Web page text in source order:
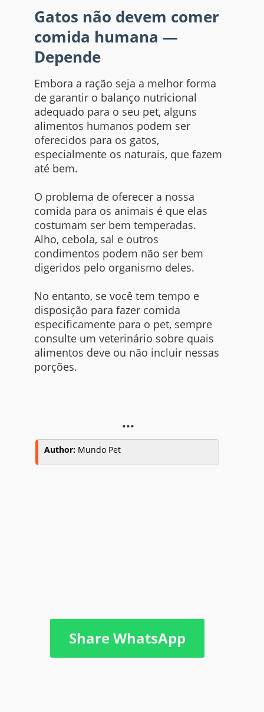
Gatos não devem comer
comida humana —
Depende
Embora a ração seja a melhor forma
de garantir o balanço nutricional
adequado para o seu pet, alguns
alimentos humanos podem ser
oferecidos para os gatos,
especialmente os naturais, que fazem
até bem.
O problema de oferecer a nossa
comida para os animais é que elas
costumam ser bem temperadas.
Alho, cebola, sal e outros
condimentos podem não ser bem
digeridos pelo organismo deles.
No entanto, se você tem tempo e
disposição para fazer comida
especificamente para o pet, sempre
consulte um veterinário sobre quais
alimentos deve ou não incluir nessas
porções.
...
Author:Mundo Pet
Share WhatsApp